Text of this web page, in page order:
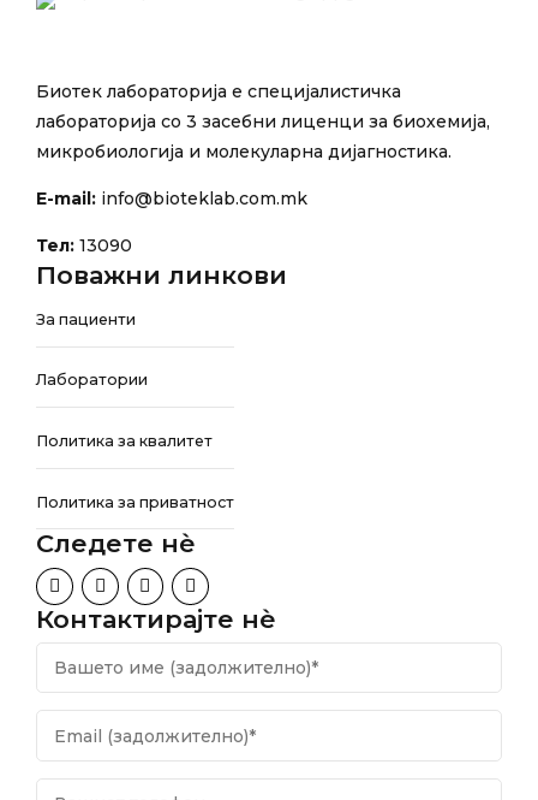
Биотек лабораторија е специјалистичка
лабораторија со 3 засебни лиценци за биохемија,
микробиологија и молекуларна дијагностика.
E-mail: info@bioteklab.com.mk
Тел: 13090
Поважни линкови
За пациенти
Лаборатории
Политика за квалитет
Политика за приватност
Следете нѐ
Контактирајте нѐ